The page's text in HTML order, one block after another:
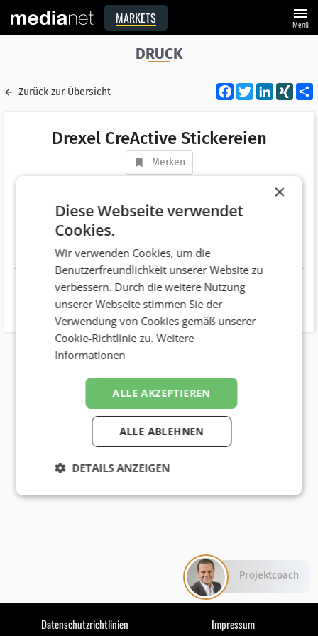
MARKETS menu
Menü
DRUCK
Zurück zur Übersicht Facebook
Twitter XING
Drexel CreActive Stickereien
Merken
AT 6923 Lauterach
Telefonnummer +43 (5574) 85763
Website http://www.stickerei-drexel.com
Datenschutzrichtlinien Impressum
×
Diese Webseite verwendet
Cookies.
Wir verwenden Cookies, um die
Benutzerfreundlichkeit unserer Website zu
verbessern. Durch die weitere Nutzung
unserer Webseite stimmen Sie der
Verwendung von Cookies gemäß unserer
Cookie-Richtlinie zu.Weitere
Informationen
ALLE AKZEPTIEREN
ALLE ABLEHNEN
DETAILS ANZEIGEN
Projektcoach